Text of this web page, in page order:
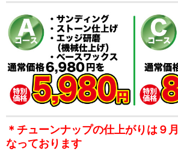
＊チューンナップの仕上がりは９
なっております